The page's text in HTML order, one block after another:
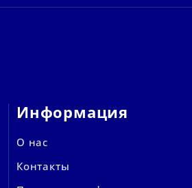
Информация
О нас
Контакты